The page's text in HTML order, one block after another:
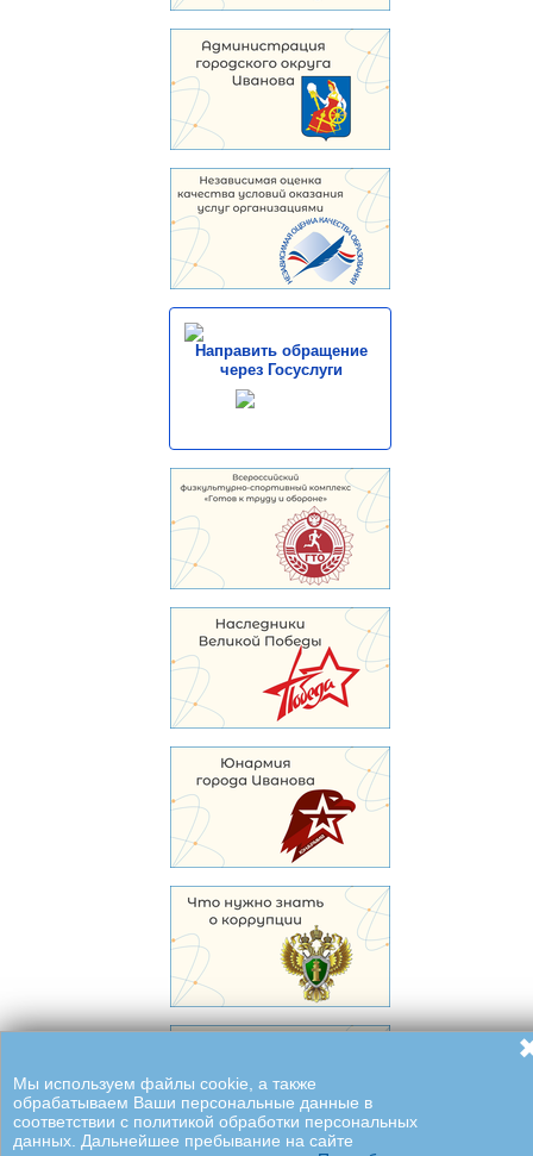
Направить обращение
через Госуслуги
Мы используем файлы cookie, а также
обрабатываем Ваши персональные данные в
соответствии с политикой обработки персональных
данных. Дальнейшее пребывание на сайте